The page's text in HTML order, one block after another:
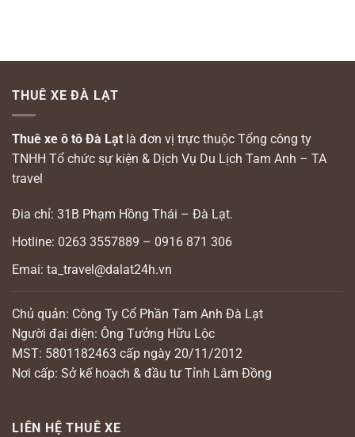
THUÊ XE ĐÀ LẠT
Thuê xe ô tô Đà Lạt là đơn vị trực thuộc Tổng công ty
TNHH Tổ chức sự kiện & Dịch Vụ Du Lịch Tam Anh – TA
travel
Đia chỉ: 31B Phạm Hồng Thái – Đà Lạt.
Hotline: 0263 3557889 – 0916 871 306
Emai: ta_travel@dalat24h.vn
Chủ quản: Công Ty Cổ Phần Tam Anh Đà Lạt
Người đại diện: Ông Tưởng Hữu Lộc
MST: 5801182463 cấp ngày 20/11/2012
Nơi cấp: Sở kế hoạch & đầu tư Tỉnh Lâm Đồng
LIÊN HỆ THUÊ XE